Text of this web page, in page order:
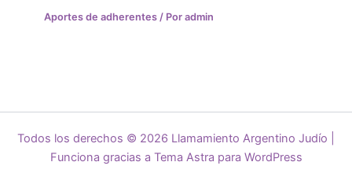
Aportes de adherentes / Poradmin
Todos los derechos © 2026 Llamamiento Argentino Judío |
Funciona gracias a Tema Astra para WordPress